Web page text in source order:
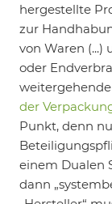
hergestellte
zur
von Waren (...)
oder
der
Punkt, denn
einem Dualen
dann